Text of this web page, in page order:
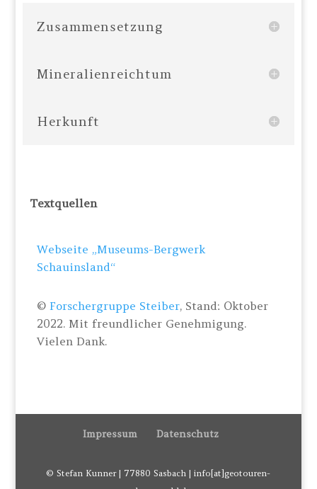
Zusammensetzung
Mineralienreichtum
Herkunft
Textquellen
Webseite „Museums-Bergwerk
Schauinsland“
©Forschergruppe Steiber, Stand: Oktober
2022. Mit freundlicher Genehmigung.
Vielen Dank.
Impressum Datenschutz
© Stefan Kunner | 77880 Sasbach | info[at]geotouren-